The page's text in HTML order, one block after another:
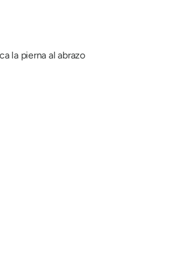
la pierna al abrazo